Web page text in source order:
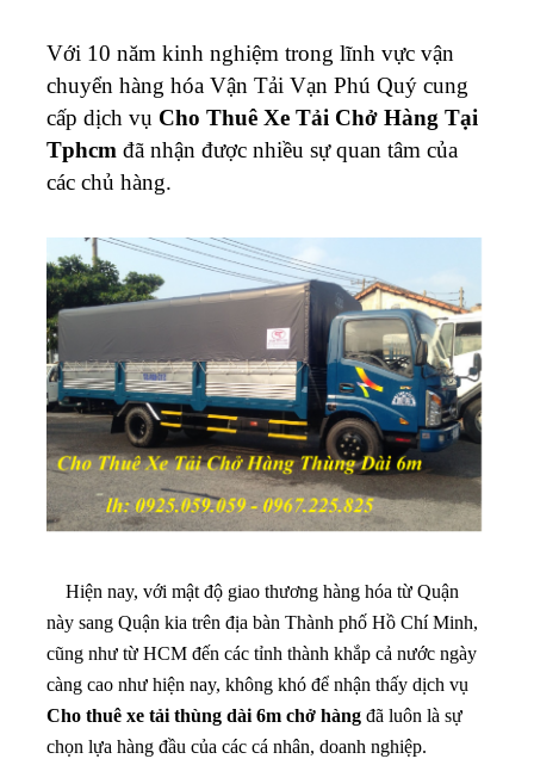
Với 10 năm kinh nghiệm trong lĩnh vực vận
chuyển hàng hóa Vận Tải Vạn Phú Quý cung
cấp dịch vụ Cho Thuê Xe Tải Chở Hàng Tại
Tphcm đã nhận được nhiều sự quan tâm của
các chủ hàng.
Hiện nay, với mật độ giao thương hàng hóa từ Quận
này sang Quận kia trên địa bàn Thành phố Hồ Chí Minh,
cũng như từ HCM đến các tỉnh thành khắp cả nước ngày
càng cao như hiện nay, không khó để nhận thấy dịch vụ
Cho thuê xe tải thùng dài 6m chở hàng đã luôn là sự
chọn lựa hàng đầu của các cá nhân, doanh nghiệp.